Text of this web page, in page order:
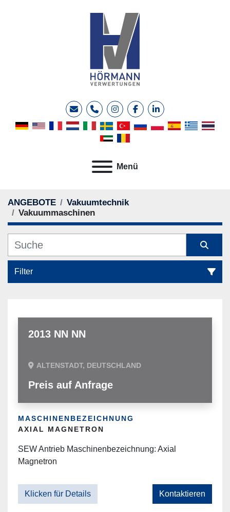
E-MailTelefoninstagramfacebooklinkedin
Menü
ANGEBOTE
Vakuumtechnik
Vakuummaschinen
Filter
Sortieren nach
2013 NN NN
ALTENSTADT, DEUTSCHLAND
Preis auf Anfrage
MASCHINENBEZEICHNUNG
AXIAL MAGNETRON
SEW Antrieb Maschinenbezeichnung: Axial
Magnetron
Klicken für Details Kontaktieren